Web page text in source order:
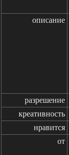
описание
разрешение
креативность
нравится
от